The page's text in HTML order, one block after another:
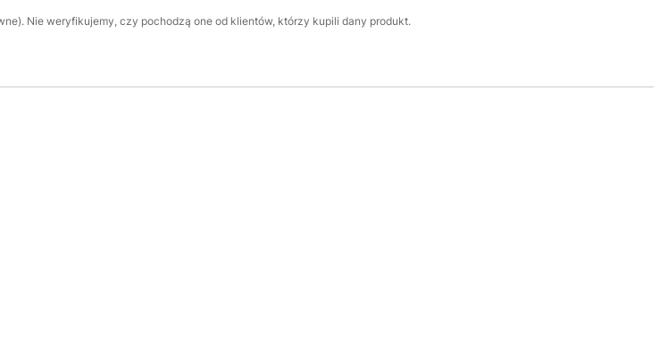
Nie weryfikujemy, czy pochodzą one od klientów, którzy kupili dany produkt.